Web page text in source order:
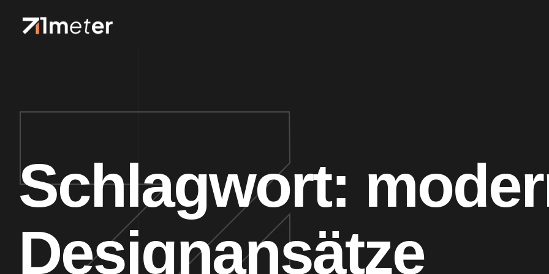
Schlagwort:
Designansätze